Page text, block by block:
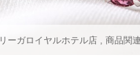
リーガロイヤルホテル店 ,商品関